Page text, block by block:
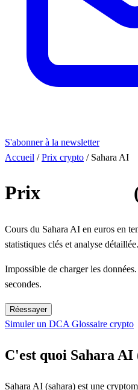
S'abonner à la newsletter
Accueil / Prix crypto / Sahara AI
Prix
Cours du Sahara AI en euros en
statistiques clés et analyse détaillée.
Impossible de charger les
secondes.
Réessayer
Simuler un DCA Glossaire crypto
C'est quoi Sahara
Sahara AI (sahara) est une